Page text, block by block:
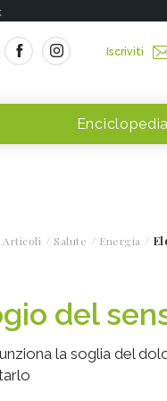
Iscriviti
Articoli Salute Energia
del
la soglia del